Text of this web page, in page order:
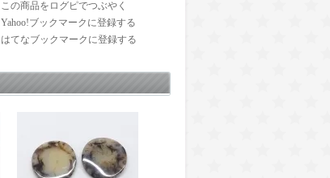
この商品をログピでつぶやく
Yahoo!ブックマークに登録する
はてなブックマークに登録する